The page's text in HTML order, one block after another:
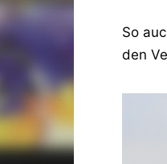
So
den